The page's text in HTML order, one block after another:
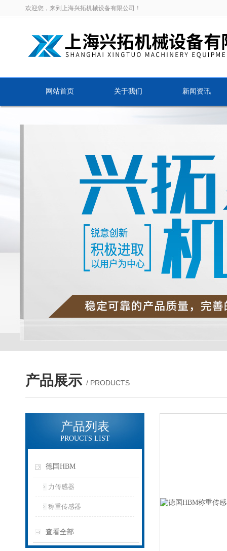
欢迎您，来到上海兴拓机械设备有限公司！
网站首页 关于我们 新闻资讯
产品展示 / PRODUCTS
产品列表
PROUCTS LIST
德国HBM
力传感器
称重传感器
查看全部